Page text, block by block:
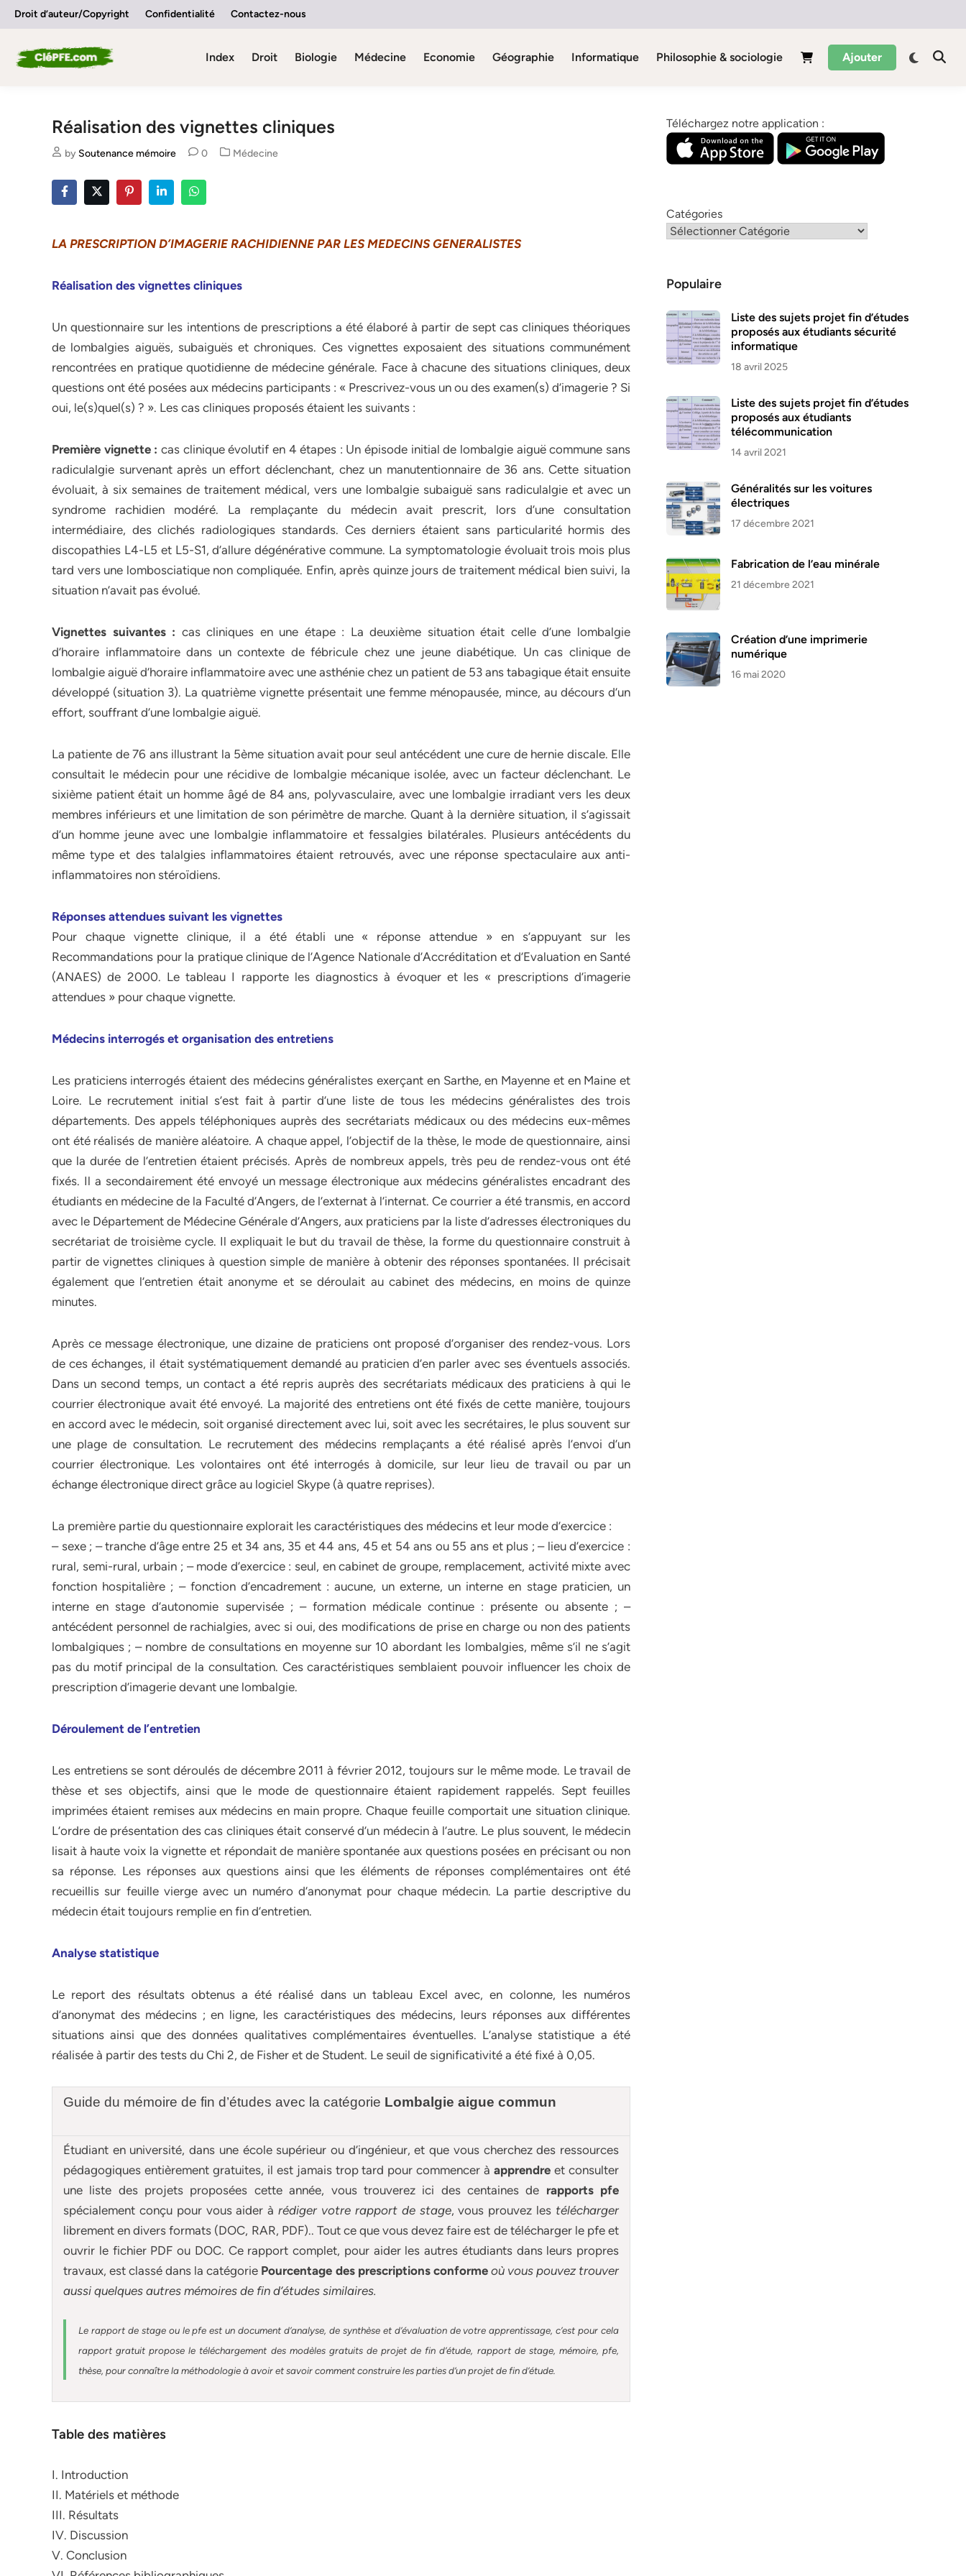
SkipDroit d’auteur/Copyright Confidentialité Contactez-nous
Index Droit Biologie Médecine Economie Géographie Informatique Philosophie & sociologie Ajouter
Réalisation des vignettes cliniques
by Soutenance mémoire 0
Posted
Médecine
LA PRESCRIPTION D’IMAGERIE RACHIDIENNE PAR LES MEDECINS GENERALISTES
Réalisation des vignettes cliniques
Un questionnaire sur les intentions de prescriptions a été élaboré à partir de sept cas cliniques théoriques
de lombalgies aiguës, subaiguës et chroniques. Ces vignettes exposaient des situations communément
rencontrées en pratique quotidienne de médecine générale. Face à chacune des situations cliniques, deux
questions ont été posées aux médecins participants : « Prescrivez-vous un ou des examen(s) d’imagerie ? Si
oui, le(s)quel(s) ? ». Les cas cliniques proposés étaient les suivants :
Première vignette : cas clinique évolutif en 4 étapes : Un épisode initial de lombalgie aiguë commune sans
radiculalgie survenant après un effort déclenchant, chez un manutentionnaire de 36 ans. Cette situation
évoluait, à six semaines de traitement médical, vers une lombalgie subaiguë sans radiculalgie et avec un
syndrome rachidien modéré. La remplaçante du médecin avait prescrit, lors d’une consultation
intermédiaire, des clichés radiologiques standards. Ces derniers étaient sans particularité hormis des
discopathies L4-L5 et L5-S1, d’allure dégénérative commune. La symptomatologie évoluait trois mois plus
tard vers une lombosciatique non compliquée. Enfin, après quinze jours de traitement médical bien suivi, la
situation n’avait pas évolué.
Vignettes suivantes : cas cliniques en une étape : La deuxième situation était celle d’une lombalgie
d’horaire inflammatoire dans un contexte de fébricule chez une jeune diabétique. Un cas clinique de
lombalgie aiguë d’horaire inflammatoire avec une asthénie chez un patient de 53 ans tabagique était ensuite
développé (situation 3). La quatrième vignette présentait une femme ménopausée, mince, au décours d’un
effort, souffrant d’une lombalgie aiguë.
La patiente de 76 ans illustrant la 5ème situation avait pour seul antécédent une cure de hernie discale. Elle
consultait le médecin pour une récidive de lombalgie mécanique isolée, avec un facteur déclenchant. Le
sixième patient était un homme âgé de 84 ans, polyvasculaire, avec une lombalgie irradiant vers les deux
membres inférieurs et une limitation de son périmètre de marche. Quant à la dernière situation, il s’agissait
d’un homme jeune avec une lombalgie inflammatoire et fessalgies bilatérales. Plusieurs antécédents du
même type et des talalgies inflammatoires étaient retrouvés, avec une réponse spectaculaire aux anti-
inflammatoires non stéroïdiens.
Réponses attendues suivant les vignettes
Pour chaque vignette clinique, il a été établi une « réponse attendue » en s’appuyant sur les
Recommandations pour la pratique clinique de l’Agence Nationale d’Accréditation et d’Evaluation en Santé
(ANAES) de 2000. Le tableau I rapporte les diagnostics à évoquer et les « prescriptions d’imagerie
attendues » pour chaque vignette.
Médecins interrogés et organisation des entretiens
Les praticiens interrogés étaient des médecins généralistes exerçant en Sarthe, en Mayenne et en Maine et
Loire. Le recrutement initial s’est fait à partir d’une liste de tous les médecins généralistes des trois
départements. Des appels téléphoniques auprès des secrétariats médicaux ou des médecins eux-mêmes
ont été réalisés de manière aléatoire. A chaque appel, l’objectif de la thèse, le mode de questionnaire, ainsi
que la durée de l’entretien étaient précisés. Après de nombreux appels, très peu de rendez-vous ont été
fixés. Il a secondairement été envoyé un message électronique aux médecins généralistes encadrant des
étudiants en médecine de la Faculté d’Angers, de l’externat à l’internat. Ce courrier a été transmis, en accord
avec le Département de Médecine Générale d’Angers, aux praticiens par la liste d’adresses électroniques du
secrétariat de troisième cycle. Il expliquait le but du travail de thèse, la forme du questionnaire construit à
partir de vignettes cliniques à question simple de manière à obtenir des réponses spontanées. Il précisait
également que l’entretien était anonyme et se déroulait au cabinet des médecins, en moins de quinze
minutes.
Après ce message électronique, une dizaine de praticiens ont proposé d’organiser des rendez-vous. Lors
de ces échanges, il était systématiquement demandé au praticien d’en parler avec ses éventuels associés.
Dans un second temps, un contact a été repris auprès des secrétariats médicaux des praticiens à qui le
courrier électronique avait été envoyé. La majorité des entretiens ont été fixés de cette manière, toujours
en accord avec le médecin, soit organisé directement avec lui, soit avec les secrétaires, le plus souvent sur
une plage de consultation. Le recrutement des médecins remplaçants a été réalisé après l’envoi d’un
courrier électronique. Les volontaires ont été interrogés à domicile, sur leur lieu de travail ou par un
échange électronique direct grâce au logiciel Skype (à quatre reprises).
La première partie du questionnaire explorait les caractéristiques des médecins et leur mode d’exercice :
– sexe ; – tranche d’âge entre 25 et 34 ans, 35 et 44 ans, 45 et 54 ans ou 55 ans et plus ; – lieu d’exercice :
rural, semi-rural, urbain ; – mode d’exercice : seul, en cabinet de groupe, remplacement, activité mixte avec
fonction hospitalière ; – fonction d’encadrement : aucune, un externe, un interne en stage praticien, un
interne en stage d’autonomie supervisée ; – formation médicale continue : présente ou absente ; –
antécédent personnel de rachialgies, avec si oui, des modifications de prise en charge ou non des patients
lombalgiques ; – nombre de consultations en moyenne sur 10 abordant les lombalgies, même s’il ne s’agit
pas du motif principal de la consultation. Ces caractéristiques semblaient pouvoir influencer les choix de
prescription d’imagerie devant une lombalgie.
Déroulement de l’entretien
Les entretiens se sont déroulés de décembre 2011 à février 2012, toujours sur le même mode. Le travail de
thèse et ses objectifs, ainsi que le mode de questionnaire étaient rapidement rappelés. Sept feuilles
imprimées étaient remises aux médecins en main propre. Chaque feuille comportait une situation clinique.
L’ordre de présentation des cas cliniques était conservé d’un médecin à l’autre. Le plus souvent, le médecin
lisait à haute voix la vignette et répondait de manière spontanée aux questions posées en précisant ou non
sa réponse. Les réponses aux questions ainsi que les éléments de réponses complémentaires ont été
recueillis sur feuille vierge avec un numéro d’anonymat pour chaque médecin. La partie descriptive du
médecin était toujours remplie en fin d’entretien.
Analyse statistique
Le report des résultats obtenus a été réalisé dans un tableau Excel avec, en colonne, les numéros
d’anonymat des médecins ; en ligne, les caractéristiques des médecins, leurs réponses aux différentes
situations ainsi que des données qualitatives complémentaires éventuelles. L’analyse statistique a été
réalisée à partir des tests du Chi 2, de Fisher et de Student. Le seuil de significativité a été fixé à 0,05.
Guide du mémoire de fin d’études avec la catégorie Lombalgie aigue commun
Étudiant en université, dans une école supérieur ou d’ingénieur, et que vous cherchez des ressources
pédagogiques entièrement gratuites, il est jamais trop tard pour commencer àapprendre et consulter
une liste des projets proposées cette année, vous trouverez ici des centaines de rapports pfe
spécialement conçu pour vous aider àrédiger votre rapport de stage, vous prouvez les télécharger
librement en divers formats (DOC, RAR, PDF).. Tout ce que vous devez faire est de télécharger le pfe et
ouvrir le fichier PDF ou DOC. Ce rapport complet, pour aider les autres étudiants dans leurs propres
travaux, est classé dans la catégorie Pourcentage des prescriptions conforme où vous pouvez trouver
aussi quelques autres mémoires de fin d’études similaires.
Le rapport de stage ou le pfe est un document d’analyse, de synthèse et d’évaluation de votre apprentissage, c’est pour cela
rapport gratuitpropose le téléchargement des modèles gratuits de projet de fin d’étude, rapport de stage, mémoire, pfe,
thèse, pour connaître la méthodologie à avoir et savoir comment construire les parties d’un projet de fin d’étude
Table des matières
I. Introduction
II. Matériels et méthode
III. Résultats
IV. Discussion
V. Conclusion
Téléchargez notre application :
Catégories
Populaire
Liste des sujets projet fin d’études
proposés aux étudiants sécurité
informatique
18 avril 2025
Liste des sujets projet fin d’études
proposés aux étudiants
télécommunication
14 avril 2021
Généralités sur les voitures
électriques
17 décembre 2021
Fabrication de l’eau minérale
21 décembre 2021
Création d’une imprimerie
numérique
16 mai 2020